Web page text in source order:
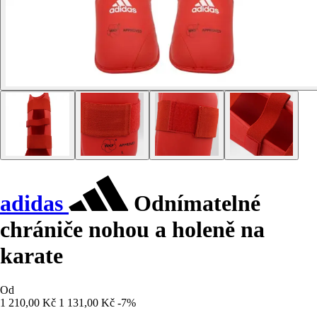
adidas
Odnímatelné
chrániče nohou a holeně na
karate
Od
1 210,00 Kč 1 131,00 Kč -7%